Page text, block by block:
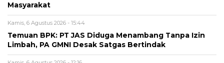
Masyarakat
Kamis, 6 Agustus 2026 - 15:44
Temuan BPK: PT JAS Diduga Menambang Tanpa Izin
Limbah, PA GMNI Desak Satgas Bertindak